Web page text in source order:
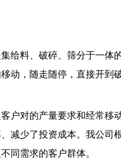
给料、破碎、筛分于一体
动，随走随停，直接开到
户对的产量要求和经常移
减少了投资成本。我公司
同需求的客户群体。